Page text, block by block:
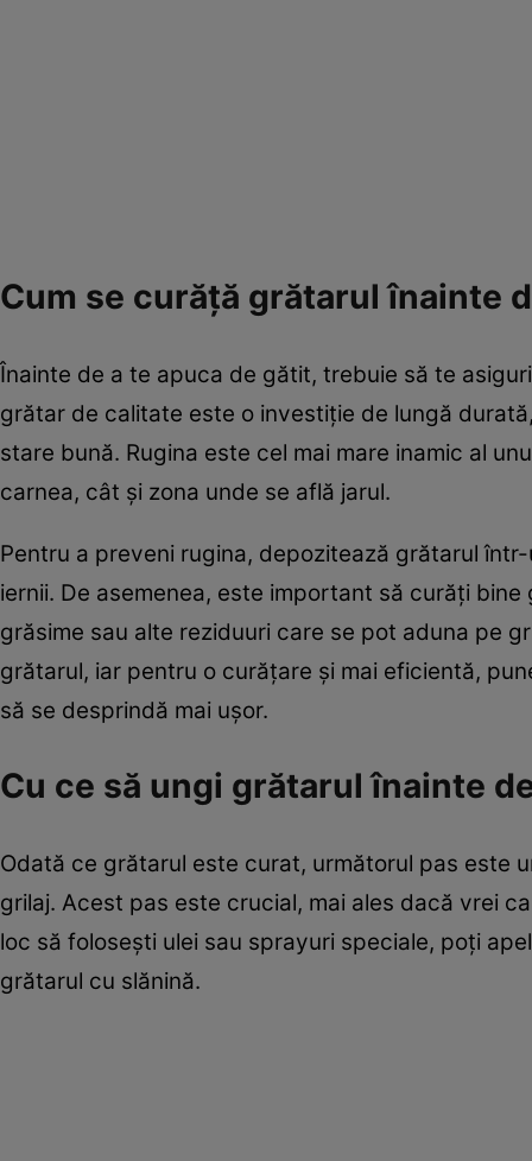
Cum se curăță grătarul înainte
Înainte de a te apuca de gătit, trebuie să te
grătar de calitate este o investiție de lungă
stare bună. Rugina este cel mai mare inamic al
carnea, cât și zona unde se află jarul.
Pentru a preveni rugina, depozitează grătarul
iernii. De asemenea, este important să curăți
grăsime sau alte reziduuri care se pot aduna pe
grătarul, iar pentru o curățare și mai eficientă,
să se desprindă mai ușor.
Cu ce să ungi grătarul înainte
Odată ce grătarul este curat, următorul pas este
grilaj. Acest pas este crucial, mai ales dacă vrei
loc să folosești ulei sau sprayuri speciale, poți
grătarul cu slănină.